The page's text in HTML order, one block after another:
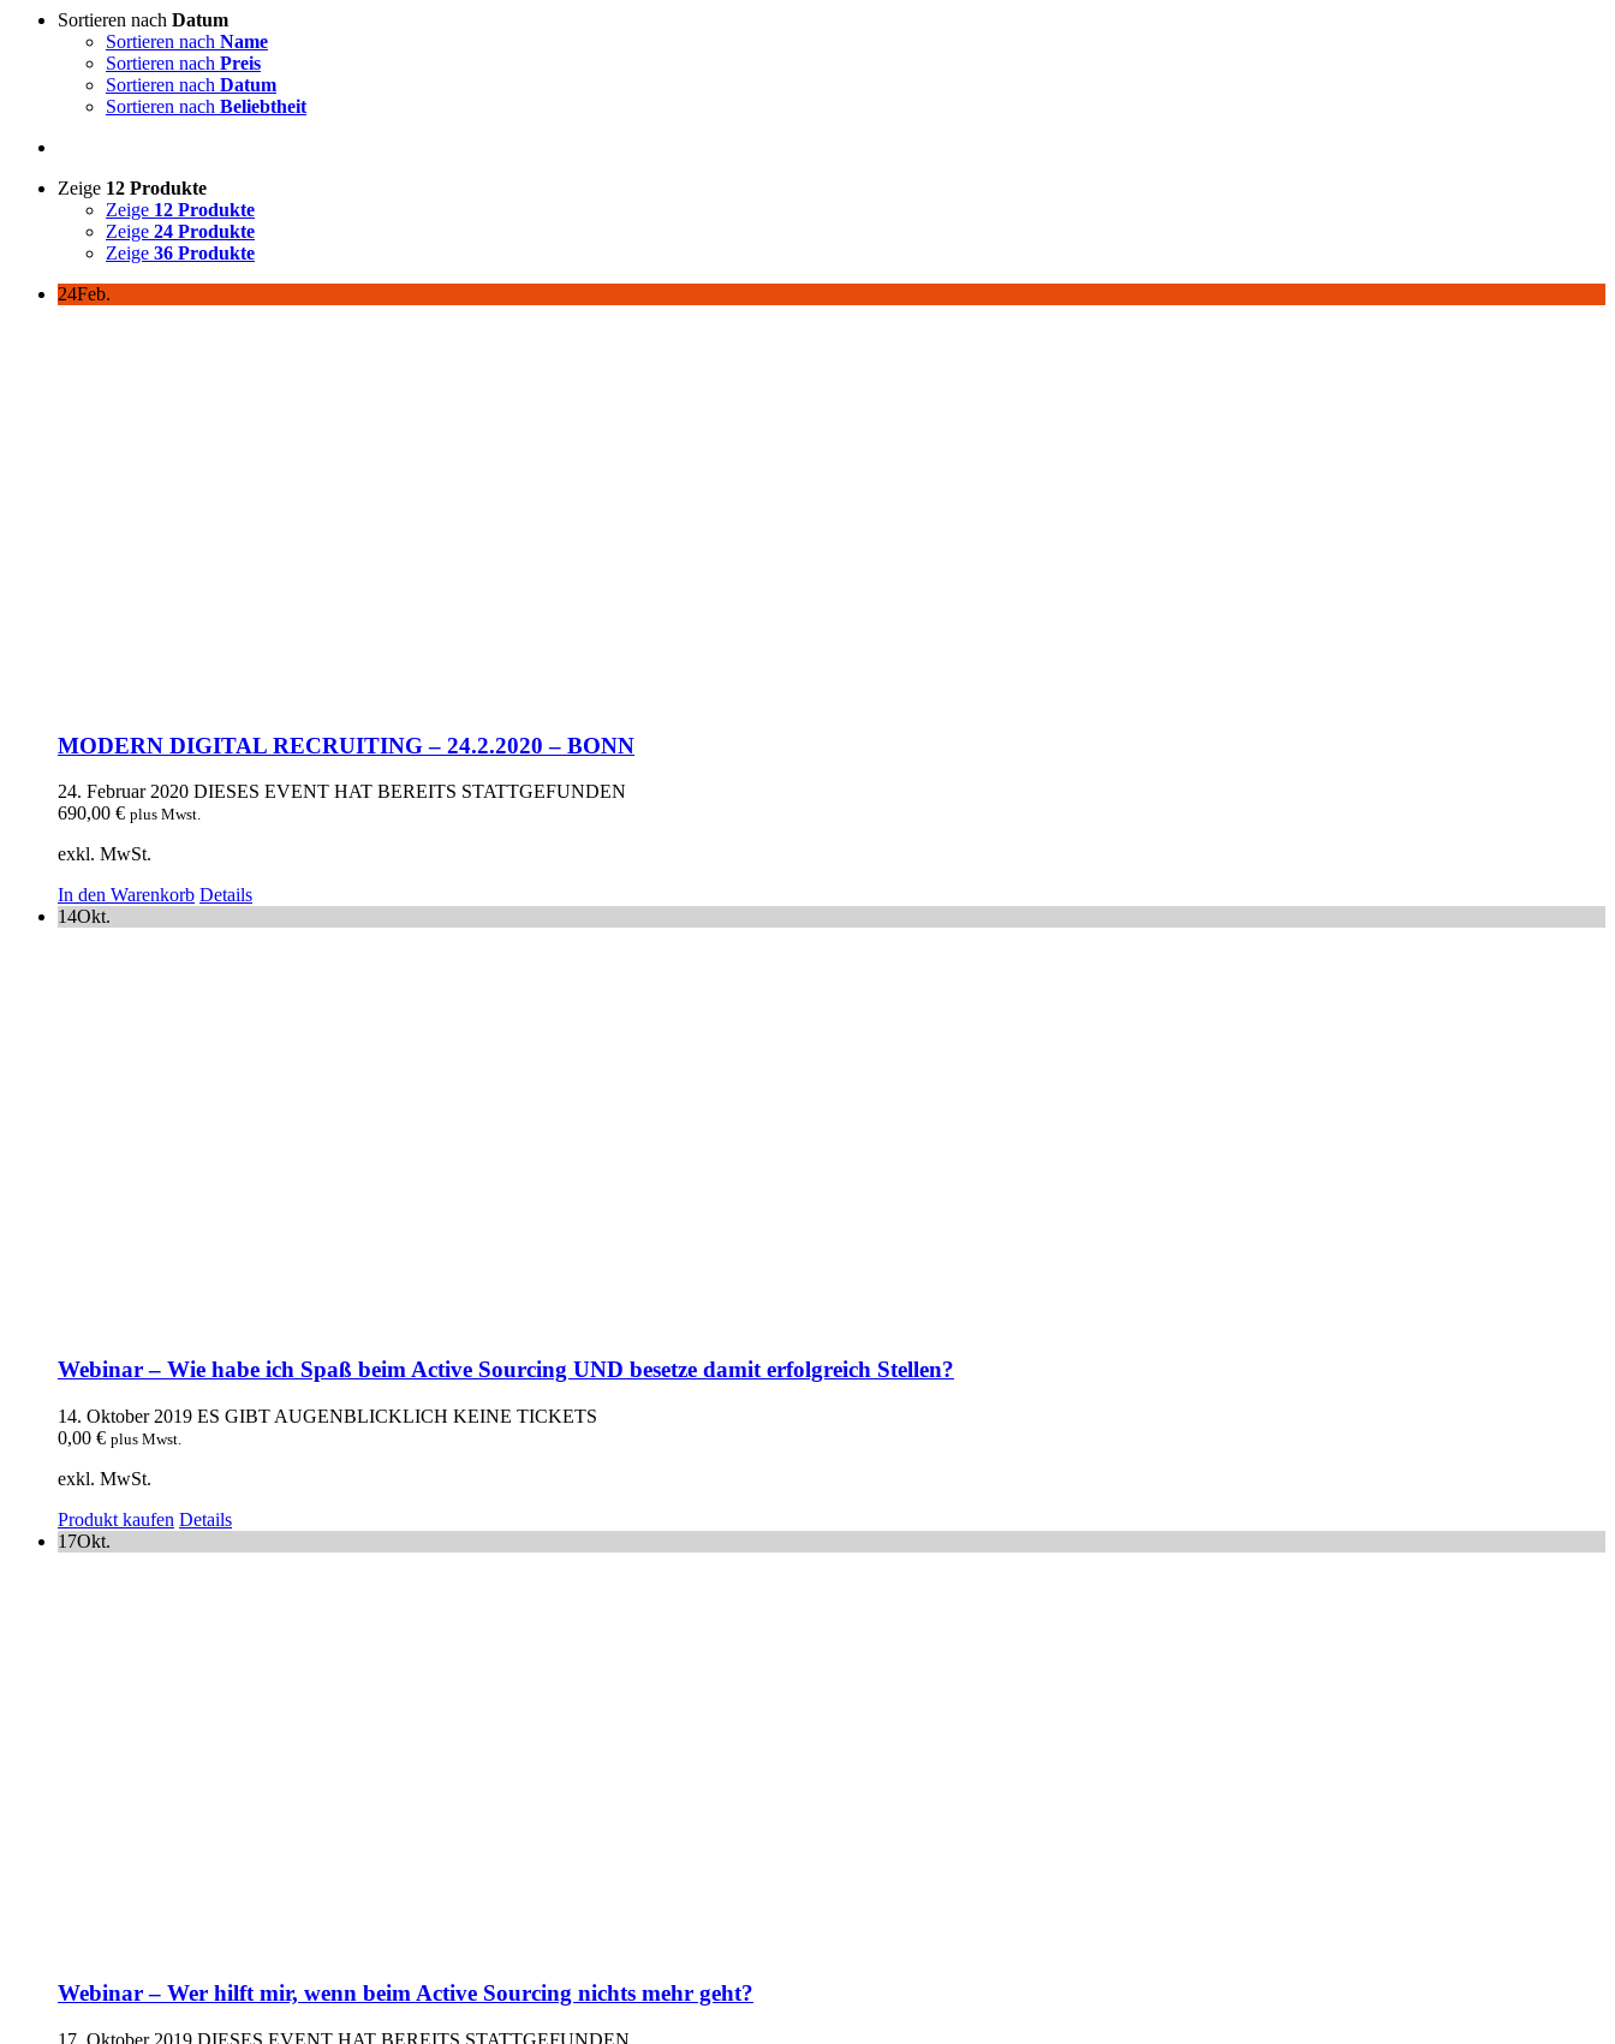
Sortieren nach Datum
Sortieren nach Name
Sortieren nach Preis
Sortieren nach Datum
Sortieren nach Beliebtheit
Zeige 12 Produkte
Zeige 12 Produkte
Zeige 24 Produkte
Zeige 36 Produkte
24Feb.
MODERN DIGITAL RECRUITING – 24.2.2020 – BONN
24. Februar 2020 DIESES EVENT HAT BEREITS STATTGEFUNDEN
690,00 € plus Mwst.
exkl. MwSt.
In den Warenkorb Details
14Okt.
Webinar – Wie habe ich Spaß beim Active Sourcing UND besetze damit erfolgreich Stellen?
14. Oktober 2019 ES GIBT AUGENBLICKLICH KEINE TICKETS
0,00 € plus Mwst.
exkl. MwSt.
Produkt kaufen Details
17Okt.
Webinar – Wer hilft mir, wenn beim Active Sourcing nichts mehr geht?